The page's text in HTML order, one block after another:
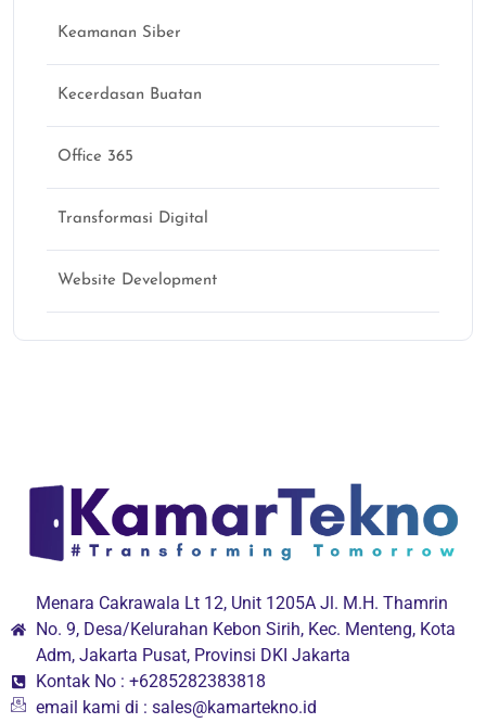
Keamanan Siber
Kecerdasan Buatan
Office 365
Transformasi Digital
Website Development
Menara Cakrawala Lt 12, Unit 1205A Jl. M.H. Thamrin
No. 9, Desa/Kelurahan Kebon Sirih, Kec. Menteng, Kota
Adm, Jakarta Pusat, Provinsi DKI Jakarta
Kontak No : +6285282383818
email kami di : sales@kamartekno.id